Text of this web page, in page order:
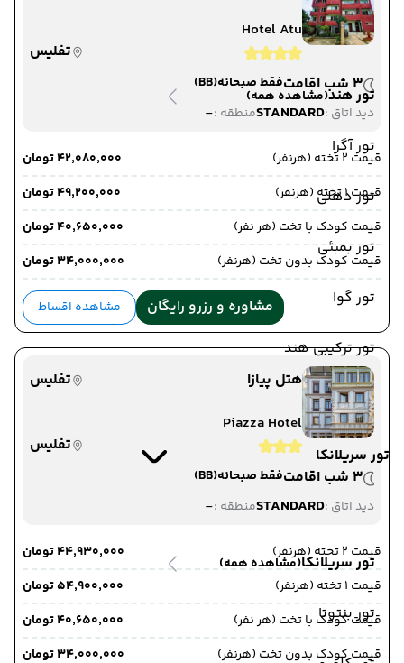
تور هند(مشاهده همه)
تور آگرا
تور دهلی
تور بمبئی
تور گوا
تور ترکیبی هند
تور سریلانکا
تور سریلانکا(مشاهده همه)
تور بنتوتا
Hotel Atu
تفلیس
3 شب اقامت
فقط صبحانه(BB)
دید اتاق :STANDARDمنطقه :-
قیمت 2 تخته (هرنفر)
۴۲٬۰۸۰٬۰۰۰ تومان
قیمت 1 تخته (هرنفر)
۴۹٬۲۰۰٬۰۰۰ تومان
قیمت کودک با تخت (هر نفر)
۴۰٬۶۵۰٬۰۰۰ تومان
قیمت کودک بدون تخت (هرنفر)
۳۴٬۰۰۰٬۰۰۰ تومان
مشاوره و رزرو رایگان مشاهده اقساط
هتل پیازا
تفلیس
Piazza Hotel
تفلیس
3 شب اقامت
فقط صبحانه(BB)
دید اتاق :STANDARDمنطقه :-
قیمت 2 تخته (هرنفر)
۴۴٬۹۳۰٬۰۰۰ تومان
قیمت 1 تخته (هرنفر)
۵۴٬۹۰۰٬۰۰۰ تومان
قیمت کودک با تخت (هر نفر)
۴۰٬۶۵۰٬۰۰۰ تومان
قیمت کودک بدون تخت (هرنفر)
۳۴٬۰۰۰٬۰۰۰ تومان